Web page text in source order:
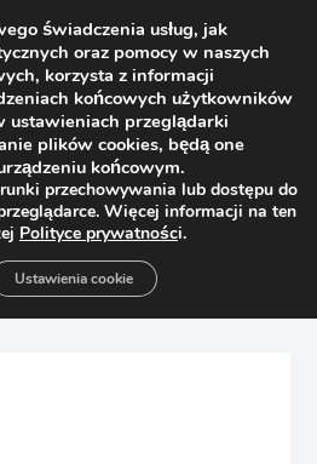
Szuflady
N, L=500mm Blum
świadczenia usług, jak
oraz pomocy w naszych
korzysta z informacji
końcowych użytkowników
ustawieniach przeglądarki
plików cookies, będą one
końcowym.
przechowywania lub dostępu do
Więcej informacji na ten
Polityce prywatności.
Ustawienia cookie